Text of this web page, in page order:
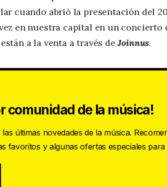
cuando abrió la presentación del
en nuestra capital en un concierto
a la venta a través deJoinnus.
comunidad de la música!
últimas novedades de la música.
favoritos y algunas ofertas especiales